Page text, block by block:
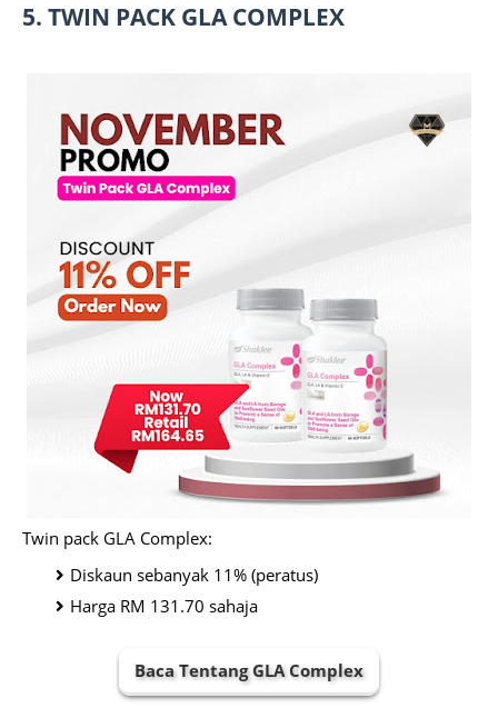
5. TWIN PACK GLA COMPLEX
Twin pack GLA Complex:
Diskaun sebanyak 11% (peratus)
Harga RM 131.70 sahaja
Baca Tentang GLA Complex